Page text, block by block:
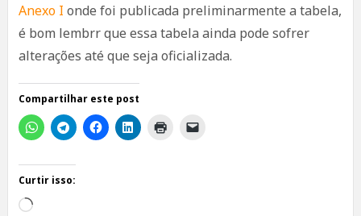
Anexo I onde foi publicada preliminarmente a tabela,
é bom lembrr que essa tabela ainda pode sofrer
alterações até que seja oficializada.
Compartilhar este post
Curtir isso:
Carregando...